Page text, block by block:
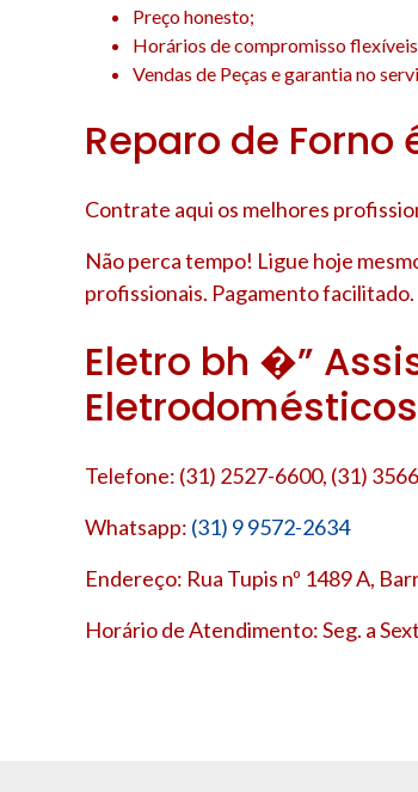
Preço honesto;
Horários de compromisso
Vendas de Peças e garantia no
Reparo de Forno
Contrate aqui os melhores
Não perca tempo! Ligue hoje
profissionais. Pagamento
Eletro bh �”
Eletrodomésticos
Telefone: (31) 2527-6600, (31)
Whatsapp: (31) 9 9572-2634
Endereço: Rua Tupis nº 1489 A,
Horário de Atendimento: Seg. a